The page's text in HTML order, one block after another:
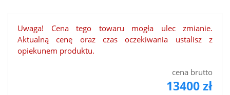
Uwaga! Cena tego towaru mogła ulec zmianie.
Aktualną cenę oraz czas oczekiwania ustalisz z
opiekunem produktu.
cena brutto
13400 zł